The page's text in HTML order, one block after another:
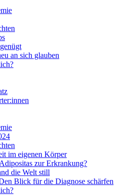
an sich glauben
im eigenen Körper
zur Erkrankung?
die Welt still
Blick für die Diagnose schärfen